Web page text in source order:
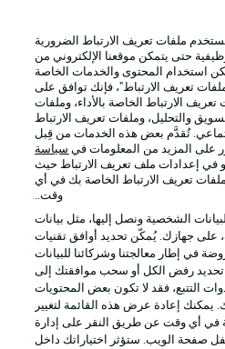
الإخطارات القانونية
القنوات الناقلة
جهة النشر
اللاعبون
ملفات تعريف الارتباط الضرورية
حتى يتمكن موقعنا الإلكتروني من
استخدام المحتوى والخدمات الخاصة
تعريف الارتباط"، فإنك توافق على
تعريف الارتباط الخاصة بالأداء، وملفات
والتحليل، وملفات تعريف الارتباط
تُقدَّم بعض هذه الخدمات من قِبل
على المزيد من المعلومات في سياسة
في إعدادات ملف تعريف الارتباط حيث
تعريف الارتباط الخاصة بك في أي
وقت..
الشخصية ونصل إليها، مثل بيانات
على جهازك. يُمكّن تحديد أوافق تقنيات
في إطار معالجتنا وشركائنا للبيانات
تحديد رفض الكل أو سحب موافقتك إلى
التتبع، فقد لا تكون بعض المحتويات
يمكنك إعادة عرض هذه القائمة لتغيير
في أي وقت عن طريق النقر على إدارة
صفحة الويب. ستؤثر اختياراتك داخل